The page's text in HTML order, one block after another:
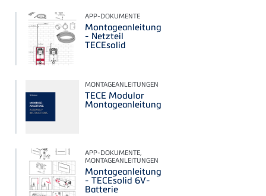
APP-DOKUMENTE
Montageanleitung
- Netzteil
TECEsolid
MONTAGEANLEITUNGEN
TECE Modulor
Montageanleitung
APP-DOKUMENTE,
MONTAGEANLEITUNGEN
Montageanleitung
- TECEsolid 6V-
Batterie